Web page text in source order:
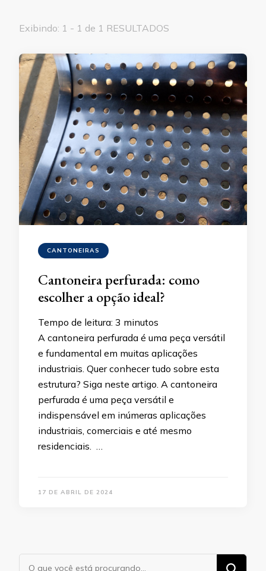
Exibindo: 1 - 1 de 1 RESULTADOS
CANTONEIRAS
Cantoneira perfurada: como
escolher a opção ideal?
Tempo de leitura: 3 minutos
A cantoneira perfurada é uma peça versátil
e fundamental em muitas aplicações
industriais. Quer conhecer tudo sobre esta
estrutura? Siga neste artigo. A cantoneira
perfurada é uma peça versátil e
indispensável em inúmeras aplicações
industriais, comerciais e até mesmo
residenciais. …
17 DE ABRIL DE 2024
Procurando